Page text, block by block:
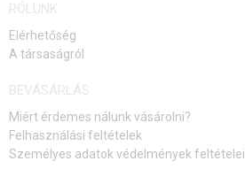
RÓLUNK
Elérhetőség
A társaságról
BEVÁSÁRLÁS
Miért érdemes nálunk vásárolni?
Felhasználási feltételek
Személyes adatok védelmények feltételei